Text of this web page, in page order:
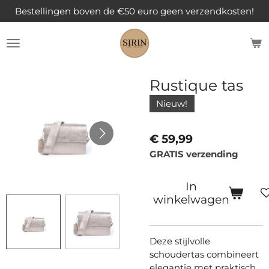
Ga
direct
naar
Bestellingen boven de €50 euro geen verzendkosten!
Rustique tas
Nieuw!
€ 59,99
GRATIS verzending
In
winkelwagen
Deze stijlvolle
schoudertas combineert